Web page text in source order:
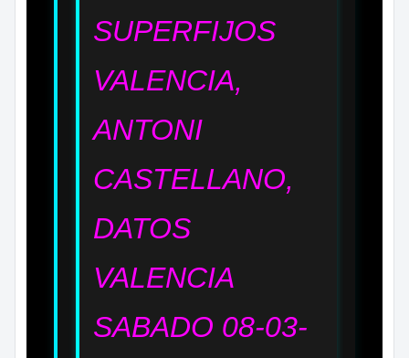
SUPERFIJOS
VALENCIA,
ANTONI
CASTELLANO,
DATOS
VALENCIA
SABADO 08-03-